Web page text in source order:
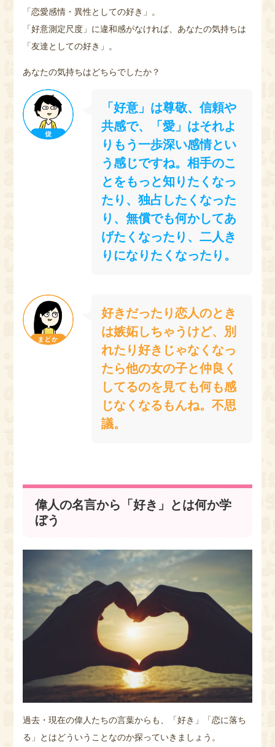
「恋愛感情・異性としての好き」。
「好意測定尺度」に違和感がなければ、あなたの気持ちは
「友達としての好き」。
あなたの気持ちはどちらでしたか？
「好意」は尊敬、信頼や
共感で、「愛」はそれよ
りもう一歩深い感情とい
う感じですね。相手のこ
とをもっと知りたくなっ
たり、独占したくなった
り、無償でも何かしてあ
げたくなったり、二人き
りになりたくなったり。
好きだったり恋人のとき
は嫉妬しちゃうけど、別
れたり好きじゃなくなっ
たら他の女の子と仲良く
してるのを見ても何も感
じなくなるもんね。不思
議。
偉人の名言から「好き」とは何か学
ぼう
過去・現在の偉人たちの言葉からも、「好き」「恋に落ち
る」とはどういうことなのか探っていきましょう。